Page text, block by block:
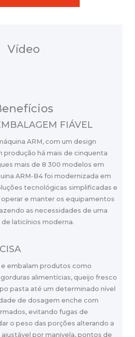
Vídeo
FIÁVEL
ARM, com um design
produção há mais de cinquenta
mais de 8 300 modelos em
ARM-B4 foi modernizada em
tecnológicas simplificadas e
e manter os equipamentos
as necessidades de uma
laticínios moderna.
e embalam produtos como
alimentícias, queijo fresco
pasta até um determinado nível
de dosagem enche com
evitando fugas de
o peso das porções alterando a
por manivela, pontos de